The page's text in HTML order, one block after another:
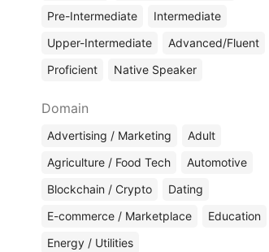
Pre-Intermediate
Intermediate
Upper-Intermediate
Advanced/Fluent
Proficient
Native Speaker
Domain
Advertising / Marketing
Adult
Agriculture / Food Tech
Automotive
Blockchain / Crypto
Dating
E-commerce / Marketplace
Education
Energy / Utilities